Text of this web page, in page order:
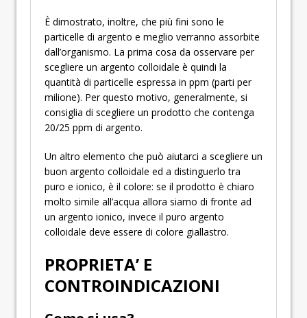
È dimostrato, inoltre, che più fini sono le
particelle di argento e meglio verranno assorbite
dall’organismo. La prima cosa da osservare per
scegliere un argento colloidale è quindi la
quantità di particelle espressa in ppm (parti per
milione). Per questo motivo, generalmente, si
consiglia di scegliere un prodotto che contenga
20/25 ppm di argento.
Un altro elemento che può aiutarci a scegliere un
buon argento colloidale ed a distinguerlo tra
puro e ionico, è il colore: se il prodotto è chiaro
molto simile all’acqua allora siamo di fronte ad
un argento ionico, invece il puro argento
colloidale deve essere di colore giallastro.
PROPRIETA’ E
CONTROINDICAZIONI